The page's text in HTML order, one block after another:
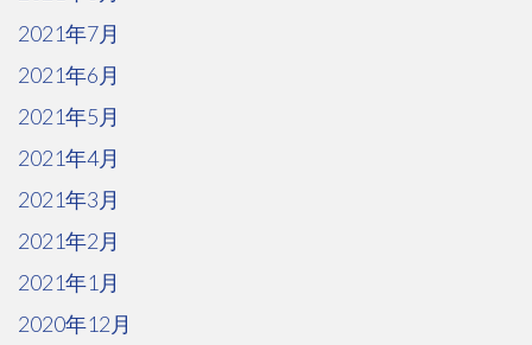
2021年7月
2021年6月
2021年5月
2021年4月
2021年3月
2021年2月
2021年1月
2020年12月